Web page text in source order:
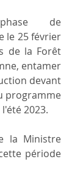
de
le 25 février
de la Forêt
entamer
devant
programme
2023.
la Ministre
période